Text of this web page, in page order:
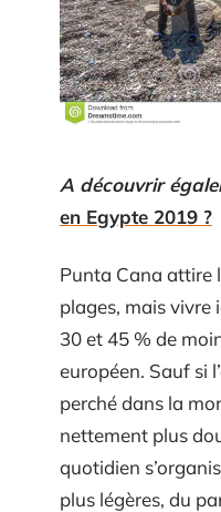
A découvrir
en Egypte 2019 ?
Punta Cana attire
plages, mais vivre
30 et 45 % de
européen. Sauf si
perché dans la
nettement plus
quotidien
plus légères, du